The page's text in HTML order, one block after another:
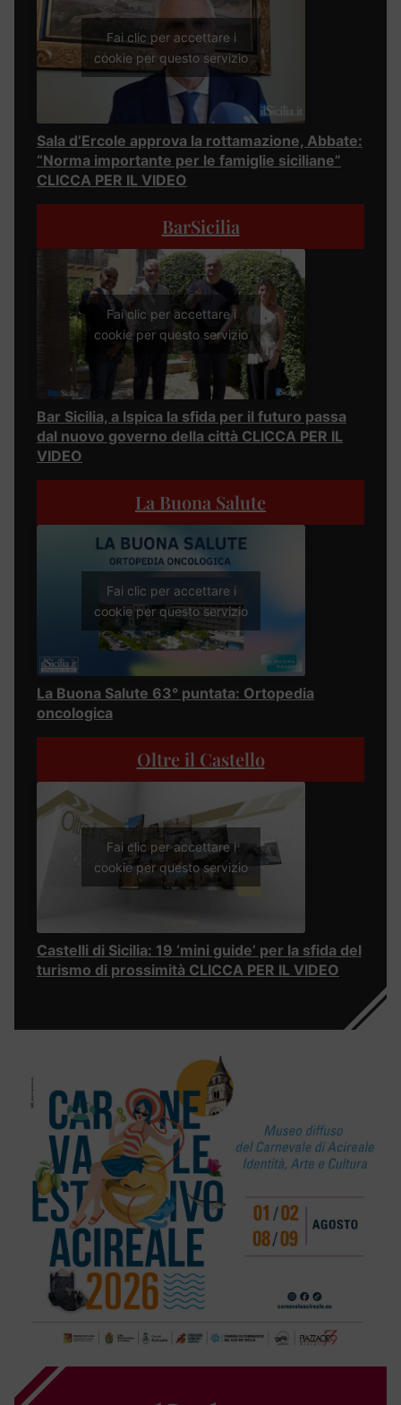
Fai clic per accettare i
cookie per questo servizio
Sala d’Ercole approva la rottamazione, Abbate:
“Norma importante per le famiglie siciliane”
CLICCA PER IL VIDEO
BarSicilia
Fai clic per accettare i
cookie per questo servizio
Bar Sicilia, a Ispica la sfida per il futuro passa
dal nuovo governo della città CLICCA PER IL
VIDEO
La Buona Salute
Fai clic per accettare i
cookie per questo servizio
La Buona Salute 63° puntata: Ortopedia
oncologica
Oltre il Castello
Fai clic per accettare i
cookie per questo servizio
Castelli di Sicilia: 19 ‘mini guide’ per la sfida del
turismo di prossimità CLICCA PER IL VIDEO